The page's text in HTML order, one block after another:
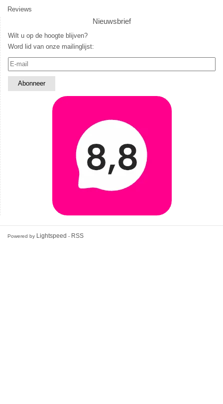
Reviews
Nieuwsbrief
Wilt u op de hoogte blijven?
Word lid van onze mailinglijst:
Powered by Lightspeed - RSS